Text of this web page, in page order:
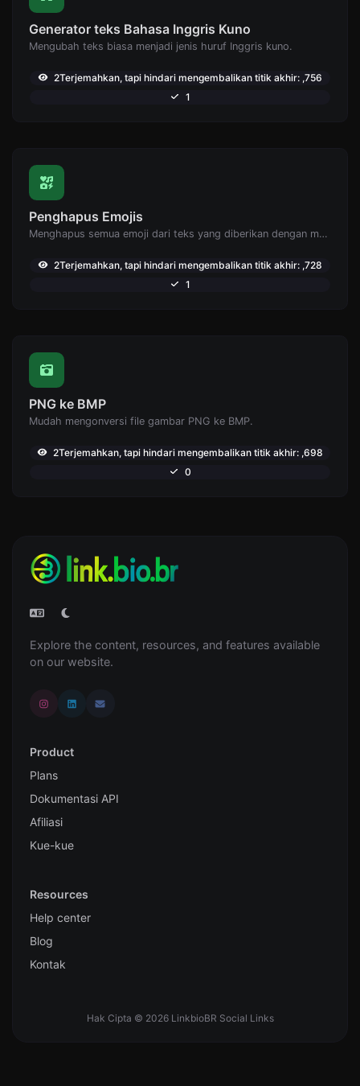
Generator teks Bahasa Inggris Kuno
Mengubah teks biasa menjadi jenis huruf Inggris kuno.
2Terjemahkan, tapi hindari mengembalikan titik akhir: ,756
1
Penghapus Emojis
Menghapus semua emoji dari teks yang diberikan dengan mudah.
2Terjemahkan, tapi hindari mengembalikan titik akhir: ,728
1
PNG ke BMP
Mudah mengonversi file gambar PNG ke BMP.
2Terjemahkan, tapi hindari mengembalikan titik akhir: ,698
0
Explore the content, resources, and features available
on our website.
Product
Plans
Dokumentasi API
Afiliasi
Kue-kue
Resources
Help center
Blog
Kontak
Hak Cipta © 2026 LinkbioBR Social Links